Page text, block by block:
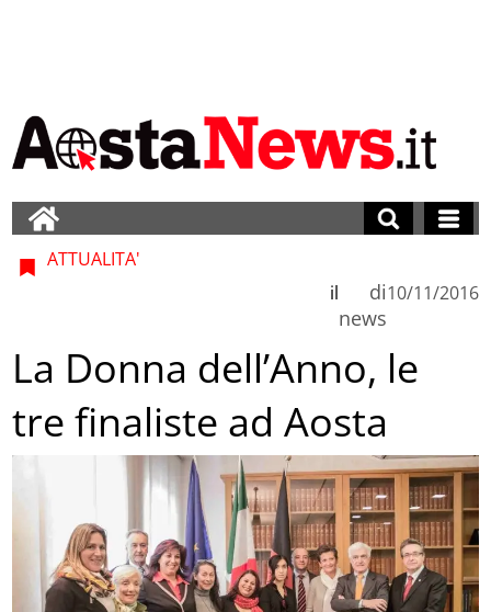
ATTUALITA'
di
news
il 10/11/2016
La Donna dell’Anno, le
tre finaliste ad Aosta